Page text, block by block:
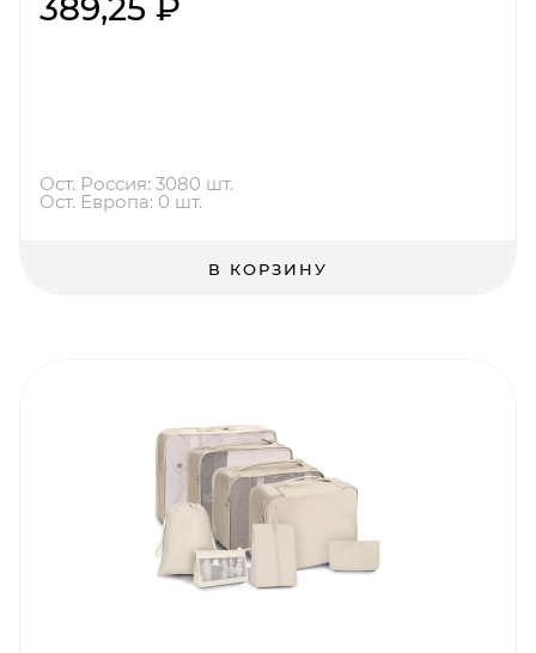
Ост. Россия: 3080 шт.
Ост. Европа: 0 шт.
В КОРЗИНУ